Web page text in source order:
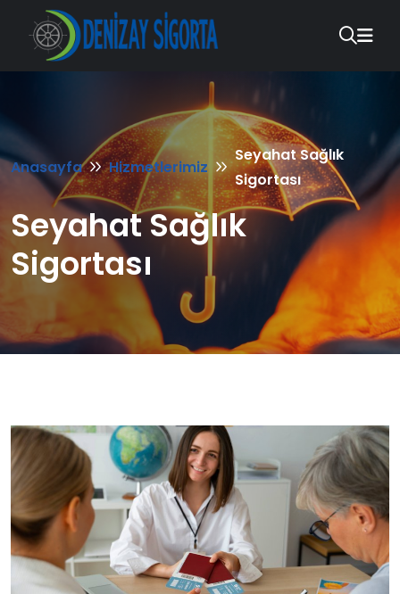
Anasayfa Hizmetlerimiz
Seyahat Sağlık
Sigortası
Seyahat Sağlık
Sigortası